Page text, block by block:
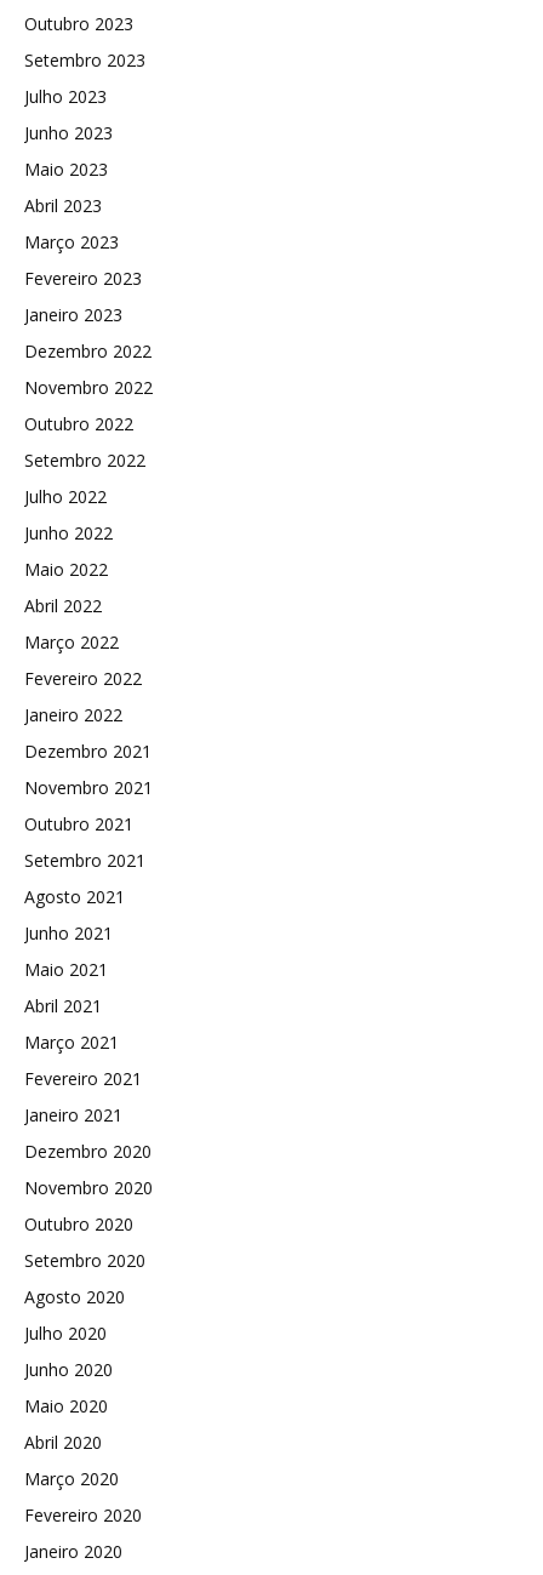
Outubro 2023
Setembro 2023
Julho 2023
Junho 2023
Maio 2023
Abril 2023
Março 2023
Fevereiro 2023
Janeiro 2023
Dezembro 2022
Novembro 2022
Outubro 2022
Setembro 2022
Julho 2022
Junho 2022
Maio 2022
Abril 2022
Março 2022
Fevereiro 2022
Janeiro 2022
Dezembro 2021
Novembro 2021
Outubro 2021
Setembro 2021
Agosto 2021
Junho 2021
Maio 2021
Abril 2021
Março 2021
Fevereiro 2021
Janeiro 2021
Dezembro 2020
Novembro 2020
Outubro 2020
Setembro 2020
Agosto 2020
Julho 2020
Junho 2020
Maio 2020
Abril 2020
Março 2020
Fevereiro 2020
Janeiro 2020